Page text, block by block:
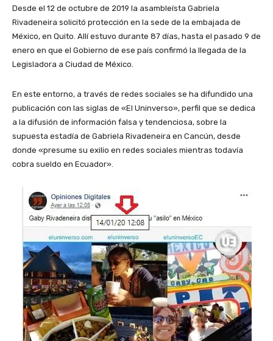
Desde el 12 de octubre de 2019 la asambleísta Gabriela
Rivadeneira solicitó protección en la sede de la embajada de
México, en Quito. Allí estuvo durante 87 días, hasta el pasado 9 de
enero en que el Gobierno de ese país confirmó la llegada de la
Legisladora a Ciudad de México.
En este entorno, a través de redes sociales se ha difundido una
publicación con las siglas de «El Uninverso», perfil que se dedica
a la difusión de información falsa y tendenciosa, sobre la
supuesta estadía de Gabriela Rivadeneira en Cancún, desde
donde «presume su exilio en redes sociales mientras todavía
cobra sueldo en Ecuador».